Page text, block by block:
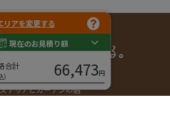
リアを変更する
現在のお見積り額
合計 66,473円
テリアとガーデンの店